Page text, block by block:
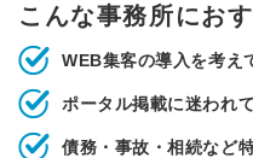
こんな事務所にお
WEB集客の導入を考え
ポータル掲載に迷われ
債務・事故・相続など